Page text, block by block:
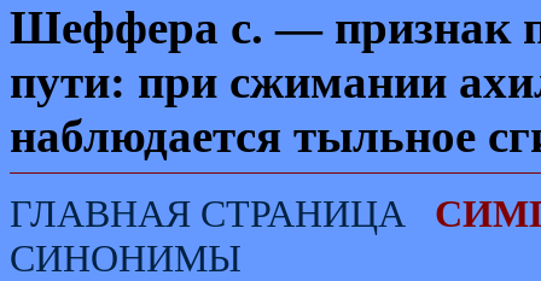
Шеффера с. — признак
пути: при сжимании
наблюдается тыльное
ГЛАВНАЯ СТРАНИЦА
СИНОНИМЫ